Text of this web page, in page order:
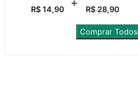
R$14,90
R$28,90
Comprar Todos